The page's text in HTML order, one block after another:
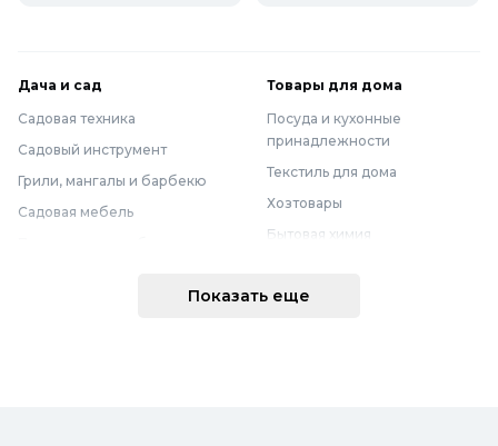
Дача и сад
Садовая техника
Садовый инструмент
Грили, мангалы и барбекю
Садовая мебель
Товары для дома
Посуда и кухонные
принадлежности
Текстиль для дома
Хозтовары
Бытовая химия
Мебель
Показать еще